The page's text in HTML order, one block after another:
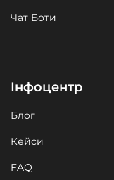
Чат Боти
Інфоцентр
Блог
Кейси
FAQ